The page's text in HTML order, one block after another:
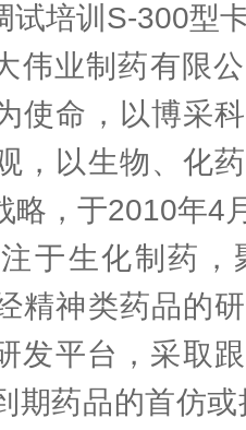
试培训S-300型
伟业制药有限
使命，以博采
，以生物、化
略，于2010年4
于生化制药，
精神类药品的
平台，采取
期药品的首仿